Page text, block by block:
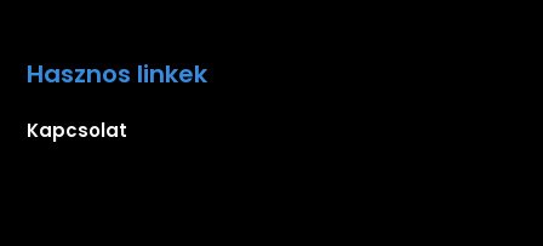
Hasznos linkek
Kapcsolat